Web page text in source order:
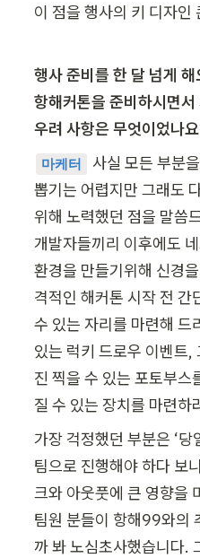
이 점을 행사의 키 디자인
행사 준비를 한 달 넘게
항해커톤을 준비하시면
우려 사항은 무엇이었나
마케터
사실 모든 부분
뽑기는 어렵지만 그래도
위해 노력했던 점을 말씀
개발자들끼리 이후에도
환경을 만들기위해 신경
격적인 해커톤 시작 전 간
수 있는 자리를 마련해 드
있는 럭키 드로우 이벤트
진 찍을 수 있는 포토부스
질 수 있는 장치를 마련하
가장 걱정했던 부분은 ‘
팀으로 진행해야 하다 보
크와 아웃풋에 큰 영향을
팀원 분들이 항해99와의
까 봐 노심초사했습니다.